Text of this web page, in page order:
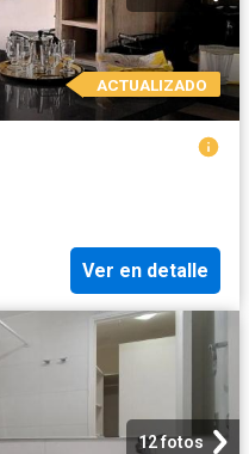
ACTUALIZADO
Ver en detalle
12 fotos